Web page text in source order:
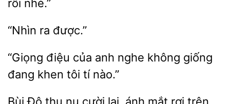
rồi nhé.”
“Giọng điệu của anh nghe
đang khen
tí nào.”